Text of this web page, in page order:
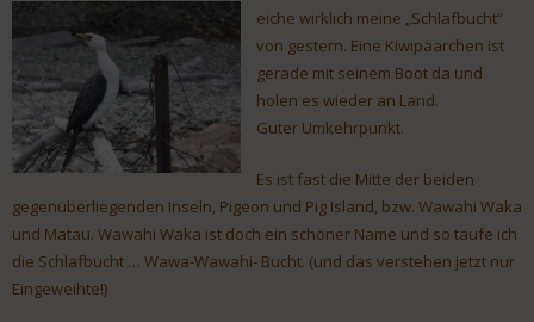
eiche wirklich meine „Schlafbucht“
von gestern. Eine Kiwipäarchen ist
gerade mit seinem Boot da und
holen es wieder an Land.
Guter Umkehrpunkt.
Es ist fast die Mitte der beiden
gegenüberliegenden Inseln, Pigeon und Pig Island, bzw. Wawahi Waka
und Matau. Wawahi Waka ist doch ein schöner Name und so taufe ich
die Schlafbucht … Wawa-Wawahi- Bucht. (und das verstehen jetzt nur
Eingeweihte!)